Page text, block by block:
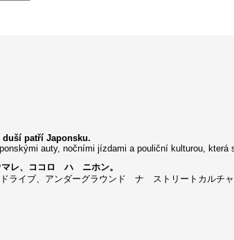
patří Japonsku.
auty, nočními jízdami a pouliční kulturou,
レ、ココロ ハ ニホン。
ライブ、アンダーグラウンド ナ ストリートカ